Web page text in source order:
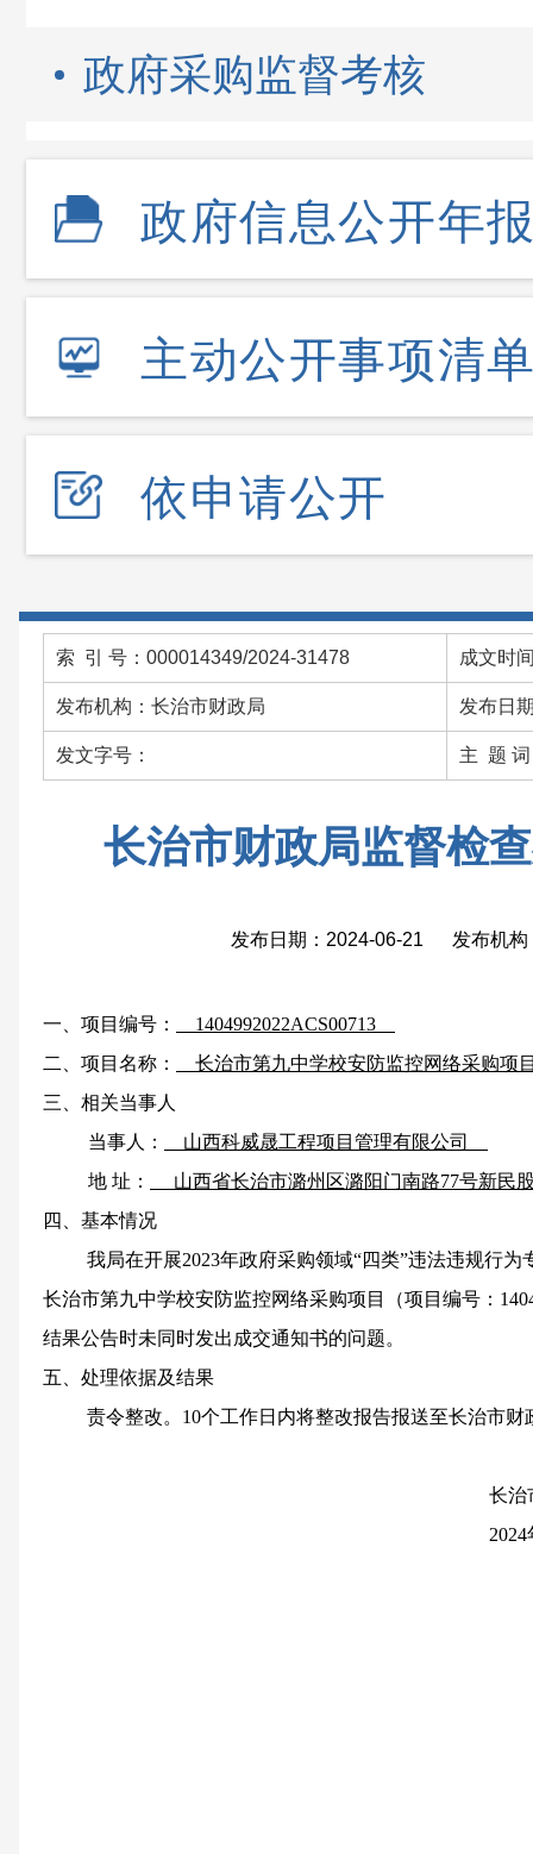
政府采购监督考核
政府信息公开年
主动公开事项清
依申请公开
索 引 号：000014349/2024-31478 成文时
发布机构：长治市财政局 发布日
发文字号： 主 题 词
长治市财政局监督检
发布日期：2024-06-21 发布机构
一、项目编号：
1404992022ACS00713
二、项目名称：
长治市第九中学校安防监控网络采购
三、相关当事人
当事人：
山西科威晟工程项目管理有限公司
地 址：
山西省长治市潞州区潞阳门南路77号新民
四、基本情况
我局在开展2023年政府采购领域“四类”违法违规行
长治市第九中学校安防监控网络采购项目（项目编号：
结果公告时未同时发出成交通知书的问题。
五、处理依据及结果
责令整改。10个工作日内将整改报告报送至长治市
长治
2024